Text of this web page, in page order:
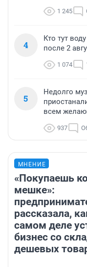
1 245
4
Кто тут
после 2
1 074
5
Недолго
всем
937
МНЕНИЕ
«Покупаешь
мешке»:
рассказала,
самом деле
бизнес со
дешевых